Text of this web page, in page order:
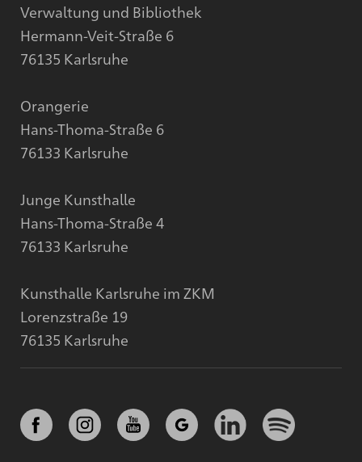
Verwaltung und Bibliothek
Hermann-Veit-Straße 6
76135 Karlsruhe
Orangerie
Hans-Thoma-Straße 6
76133 Karlsruhe
Junge Kunsthalle
Hans-Thoma-Straße 4
76133 Karlsruhe
Kunsthalle Karlsruhe im ZKM
Lorenzstraße 19
76135 Karlsruhe